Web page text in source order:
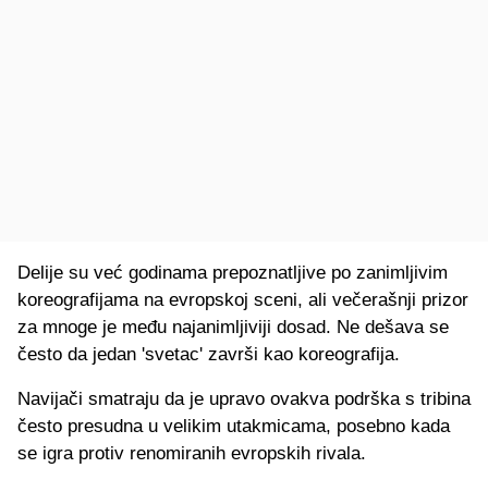
Delije su već godinama prepoznatljive po zanimljivim
koreografijama na evropskoj sceni, ali večerašnji prizor
za mnoge je među najanimljiviji dosad. Ne dešava se
često da jedan 'svetac' završi kao koreografija.
Navijači smatraju da je upravo ovakva podrška s tribina
često presudna u velikim utakmicama, posebno kada
se igra protiv renomiranih evropskih rivala.